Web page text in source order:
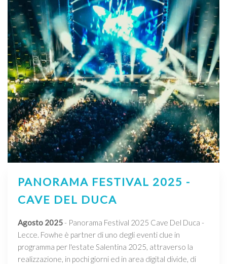
PANORAMA FESTIVAL 2025 -
CAVE DEL DUCA
Agosto 2025- Panorama Festival 2025 Cave Del Duca -
Lecce. Fowhe è partner di uno degli eventi clue in
programma per l'estate Salentina 2025, attraverso la
realizzazione, in pochi giorni ed in area digital divide, di